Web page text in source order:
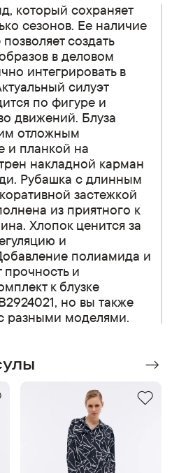
который сохраняет
сезонов. Ее наличие
создать
в деловом
интегрировать в
силуэт
по фигуре и
движений. Блуза
отложным
и планкой на
накладной карман
Рубашка с длинным
застежкой
из приятного к
Хлопок ценится за
и
полиамида и
прочность и
к блузке
но вы также
разными моделями.